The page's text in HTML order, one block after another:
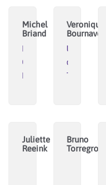
Michel
Briand
Riposte
Créative
Bretagne
Veronique
Bournaveas
Université
de
Toulouse
Juliette
Reeink
Bruno
Torregrossa